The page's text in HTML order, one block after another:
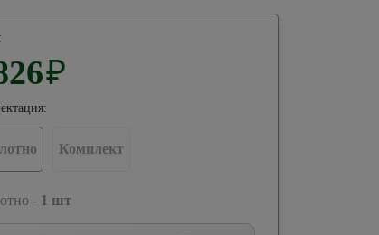
₽
Комплект
- 1 шт